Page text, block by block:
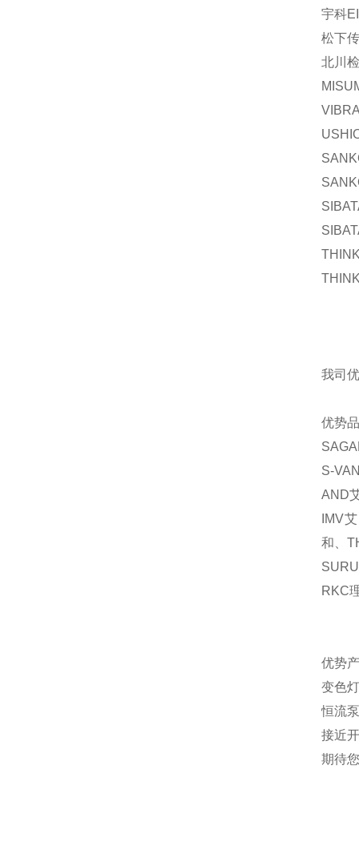
宇科
松下
北川
我司
优势
S-
AND
IMV
和、
RKC
优势
变色
恒流
接近
期待